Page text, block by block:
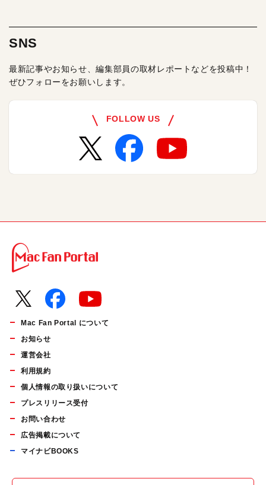
SNS
最新記事やお知らせ、編集部員の取材レポートなどを投稿中！
ぜひフォローをお願いします。
FOLLOW US
Mac Fan Portal について
お知らせ
運営会社
利用規約
個人情報の取り扱いについて
プレスリリース受付
お問い合わせ
広告掲載について
マイナビBOOKS